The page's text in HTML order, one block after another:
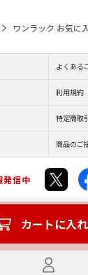
カートに入
ワンラック お気に
よくある
利用規約
特定商取
商品のご
発信中